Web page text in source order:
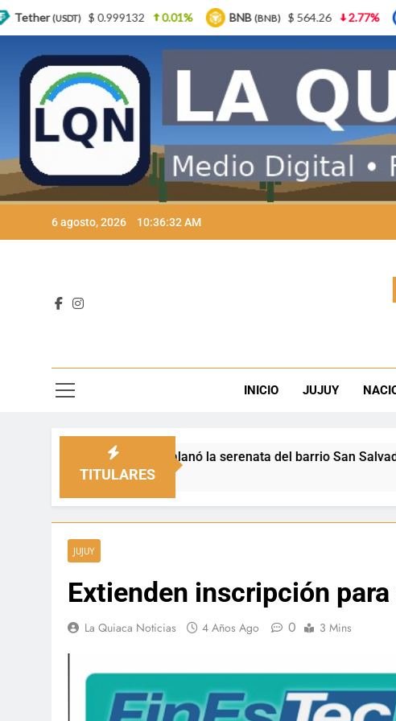
6 agosto, 2026 10:36:33 AM
INICIO JUJUY
TITULARES
engalanó la serenata del barrio San Salvador
JUJUY
Extienden inscripción para
La Quiaca Noticias 4 Años Ago 0 3 Mins
0.01% BNB(BNB) $ 564.26 2.77% USDC(USDC) $